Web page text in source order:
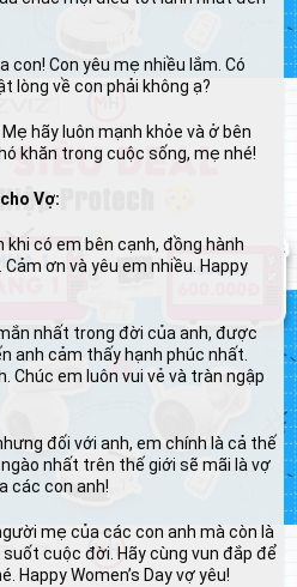
con! Con yêu mẹ nhiều lắm. Có
lòng về con phải không ạ?
hãy luôn mạnh khỏe và ở bên
khăn trong cuộc sống, mẹ nhé!
Vợ:
có em bên cạnh, đồng hành
ơn và yêu em nhiều. Happy
nhất trong đời của anh, được
anh cảm thấy hạnh phúc nhất.
Chúc em luôn vui vẻ và tràn ngập
đối với anh, em chính là cả thế
nhất trên thế giới sẽ mãi là vợ
các con anh!
mẹ của các con anh mà còn là
cuộc đời. Hãy cùng vun đắp để
Happy Women’s Day vợ yêu!